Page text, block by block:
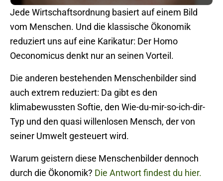
Jede Wirtschaftsordnung basiert auf einem Bild
vom Menschen. Und die klassische Ökonomik
reduziert uns auf eine Karikatur: Der Homo
Oeconomicus denkt nur an seinen Vorteil.
Die anderen bestehenden Menschenbilder sind
auch extrem reduziert: Da gibt es den
klimabewussten Softie, den Wie-du-mir-so-ich-dir-
Typ und den quasi willenlosen Mensch, der von
seiner Umwelt gesteuert wird.
Warum geistern diese Menschenbilder dennoch
durch die Ökonomik? Die Antwort findest du hier.